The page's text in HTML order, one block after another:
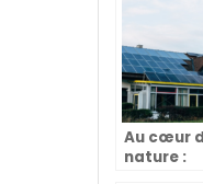
Au cœur
nature :